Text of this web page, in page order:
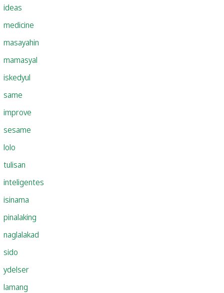
ideas
medicine
masayahin
mamasyal
iskedyul
same
improve
sesame
lolo
tulisan
inteligentes
isinama
pinalaking
naglalakad
sido
ydelser
lamang